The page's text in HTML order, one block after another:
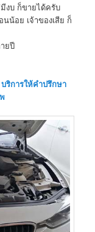
งบ ก็ขายได้ครับ
น้อย เจ้าของเสีย ก็
ยปี
ริการให้คำปรึกษา